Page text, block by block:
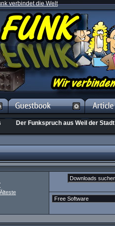
Der Funkspruch aus Weil der Stadt
Älteste